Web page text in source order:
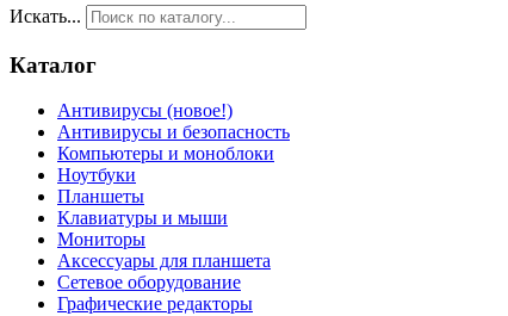
Искать...
Каталог
Антивирусы (новое!)
Антивирусы и безопасность
Компьютеры и моноблоки
Ноутбуки
Планшеты
Клавиатуры и мыши
Мониторы
Аксессуары для планшета
Сетевое оборудование
Графические редакторы